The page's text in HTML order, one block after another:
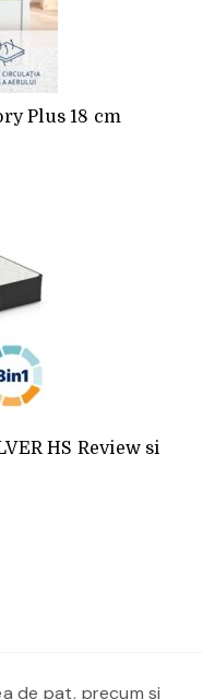
Plus 18 cm
HS Review si
de pat, precum si